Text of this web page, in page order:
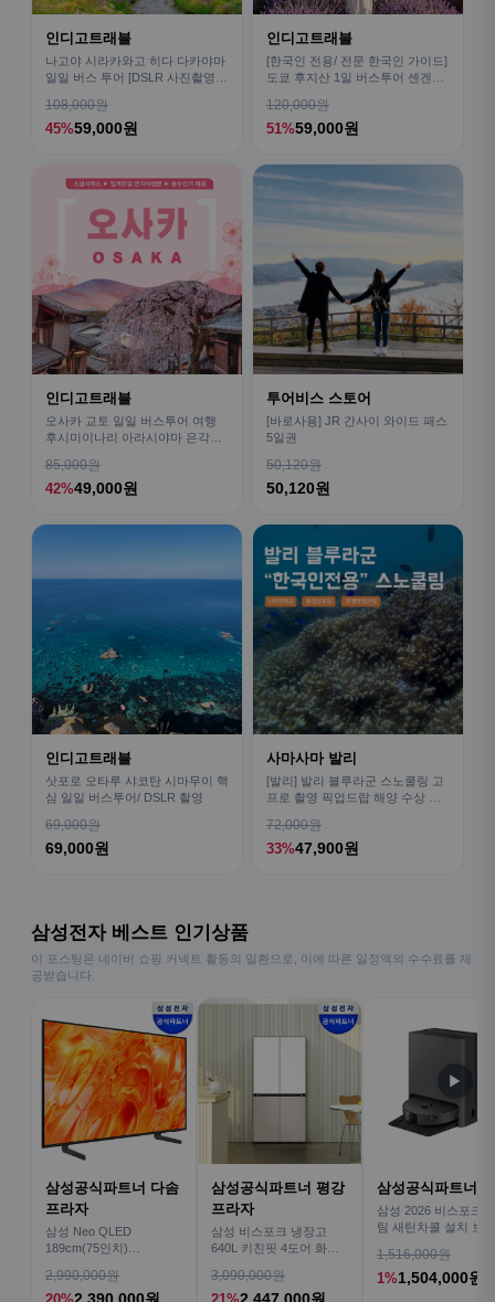
인디고트래블
나고야 시라카와고 히다 다카야마
일일 버스 투어 [DSLR 사진촬영
108,000원
45%59,000원
인디고트래블
[한국인 전용/ 전문 한국인 가이드]
도쿄 후지산 1일 버스투어 센겐공
120,000원
51%59,000원
인디고트래블
오사카 교토 일일 버스투어 여행
후시미이나리 아라시야마 은각사
85,000원
42%49,000원
투어비스 스토어
[바로사용] JR 간사이 와이드 패스
5일권
50,120원
50,120원
인디고트래블
삿포로 오타루 샤코탄 시마무이 핵
심 일일 버스투어/ DSLR 촬영
69,000원
69,000원
사마사마 발리
[발리] 발리 블루라군 스노쿨링 고
프로 촬영 픽업드랍 해양 수상 액
72,000원
33%47,900원
삼성전자 베스트 인기상품
이 포스팅은 네이버 쇼핑 커넥트 활동의 일환으로, 이에 따른 일정액의 수수료를 제
공받습니다.
삼성공식파트너 다솜
프라자
삼성 Neo QLED
189cm(75인치)
TV
2,990,000원
삼성공식파트너 평강
프라자
삼성 비스포크 냉장고
640L 키친핏 4도어 화이
3,090,000원
삼성공식파트너
삼성 2026 비스포크
팀 새틴차콜 설치 보
1,516,000원
1%1,504,000원
▶